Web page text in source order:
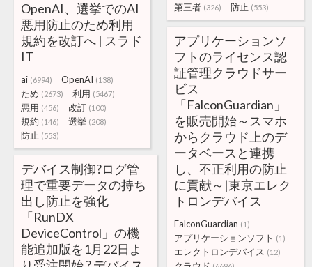
第三者 (326) 防止 (553)
OpenAI、選挙でのAI
悪用防止のため利用
規約を改訂へ | スラド
IT
ai (6994) OpenAI (138)
ため (2673) 利用 (5467)
悪用 (456) 改訂 (100)
規約 (146) 選挙 (208)
防止 (553)
アプリケーションソ
フトのライセンス認
証管理クラウドサー
ビス
「FalconGuardian」
を販売開始～スマホ
からクラウド上のデ
ータベースと連携
し、不正利用の防止
に貢献～|東京エレク
トロンデバイス
FalconGuardian (1)
アプリケーションソフト (1)
エレクトロンデバイス (12)
デバイス制御?ログ管
理で重要データの持ち
出し防止を強化
「RunDX
DeviceControl」の機
能追加版を1月22日よ